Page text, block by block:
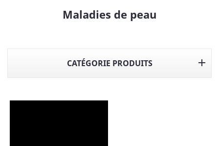
Maladies de peau
CATÉGORIE PRODUITS 